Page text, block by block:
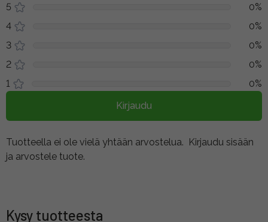
5
0%
4
0%
3
0%
2
0%
1
0%
Kirjaudu
Tuotteella ei ole vielä yhtään arvostelua. Kirjaudu sisään
ja arvostele tuote.
Kysy tuotteesta